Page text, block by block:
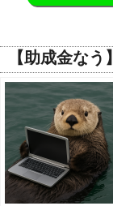
【助成金な